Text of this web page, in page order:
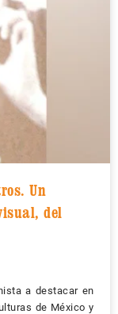
Un
del
a destacar en
de México y